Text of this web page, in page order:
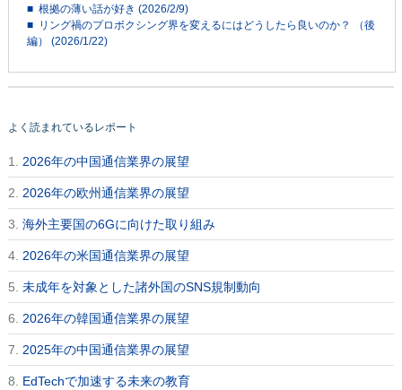
■ 根拠の薄い話が好き (2026/2/9)
■ リング禍のプロボクシング界を変えるにはどうしたら良いのか？ （後
編） (2026/1/22)
よく読まれているレポート
1. 2026年の中国通信業界の展望
2. 2026年の欧州通信業界の展望
3. 海外主要国の6Gに向けた取り組み
4. 2026年の米国通信業界の展望
5. 未成年を対象とした諸外国のSNS規制動向
6. 2026年の韓国通信業界の展望
7. 2025年の中国通信業界の展望
8. EdTechで加速する未来の教育